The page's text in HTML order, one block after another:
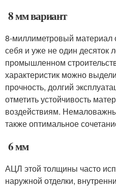
8 мм вариант
8-миллиметровый материал
себя и уже не один десяток
промышленном
характеристик можно
прочность, долгий
отметить устойчивость
воздействиям.
также оптимальное
6 мм
АЦЛ этой толщины часто
наружной отделки,